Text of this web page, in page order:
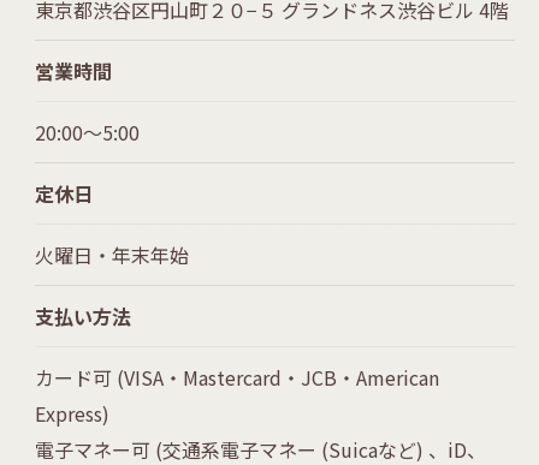
東京都渋谷区円山町２０−５ グランドネス渋谷ビル 4階
営業時間
20:00～5:00
定休日
火曜日・年末年始
支払い方法
カード可 (VISA・Mastercard・JCB・American
Express)
電子マネー可 (交通系電子マネー (Suicaなど) 、iD、